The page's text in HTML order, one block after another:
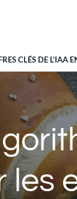
CLÉS DE L’IAA
les